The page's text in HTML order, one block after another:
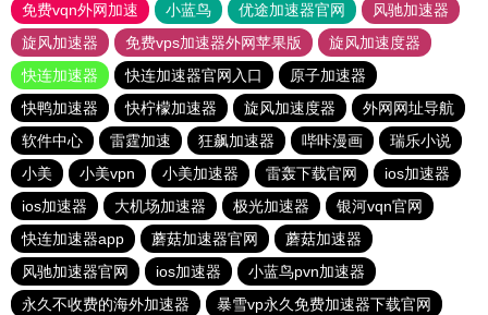
免费vqn外网加速
小蓝鸟 优途加速器官网
风驰加速器
旋风加速器
免费vps加速器外网苹果版
旋风加速度器
快连加速器
快连加速器官网入口
原子加速器
快鸭加速器
快柠檬加速器 旋风加速度器
外网网址导航
软件中心
雷霆加速 狂飙加速器 哔咔漫画
瑞乐小说
小美
小美vpn 小美加速器 雷轰下载官网
ios加速器
ios加速器
大机场加速器 极光加速器
银河vqn官网
快连加速器app
蘑菇加速器官网
蘑菇加速器
风驰加速器官网
ios加速器
小蓝鸟pvn加速器
永久不收费的海外加速器
暴雪vp永久免费加速器下载官网